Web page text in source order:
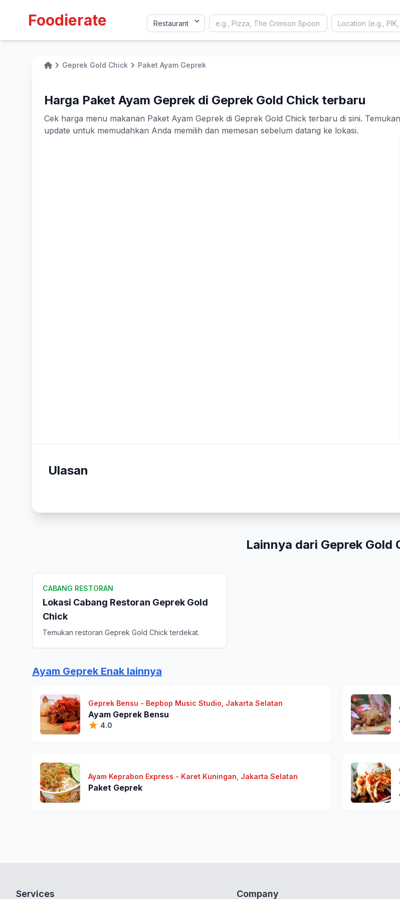
Foodierate
HomeGeprek Gold Chick Paket Ayam Geprek
Harga Paket Ayam Geprek di Geprek Gold Chick terbaru
Cek harga menu makanan Paket Ayam Geprek di Geprek Gold Chick terbaru di sini.
update untuk memudahkan Anda memilih dan memesan sebelum datang ke lokasi.
Ulasan
Lainnya dari Geprek Gold
CABANG RESTORAN
Lokasi Cabang Restoran Geprek Gold
Chick
Temukan restoran Geprek Gold Chick terdekat.
Ayam Geprek Enak lainnya
Geprek Bensu - Bepbop Music Studio, Jakarta Selatan
Ayam Geprek Bensu
4.0
Ayam Keprabon Express - Karet Kuningan, Jakarta Selatan
Paket Geprek
Services Company